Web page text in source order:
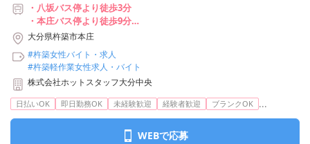
・八坂バス停より徒歩3分
・本庄バス停より徒歩9分
・熊丸バス停より徒歩12分
大分県杵築市本庄
#杵築女性バイト・求人
#杵築軽作業女性求人・バイト
株式会社ホットスタッフ大分中央
日払いOK 即日勤務OK 未経験歓迎 経験者歓迎 ブランクOK ...
WEBで応募